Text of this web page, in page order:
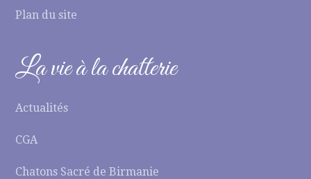
Plan du site
La vie à la chatterie
Actualités
CGA
Chatons Sacré de Birmanie